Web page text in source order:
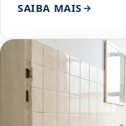
SAIBA MAIS